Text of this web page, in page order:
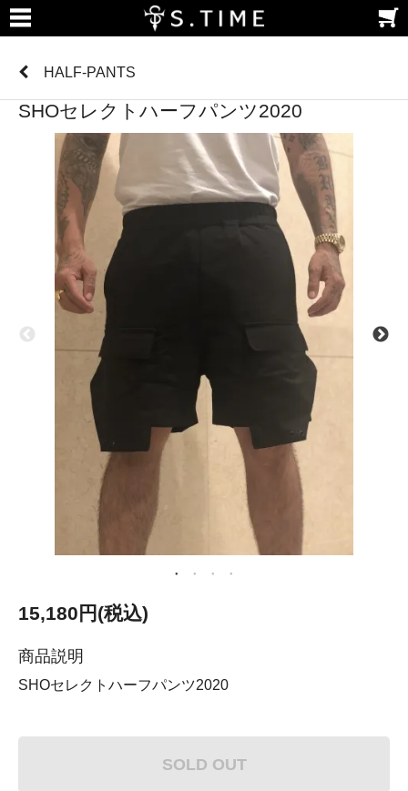
HALF-PANTS
SHOセレクトハーフパンツ2020
15,180円(税込)
商品説明
SHOセレクトハーフパンツ2020
SOLD OUT